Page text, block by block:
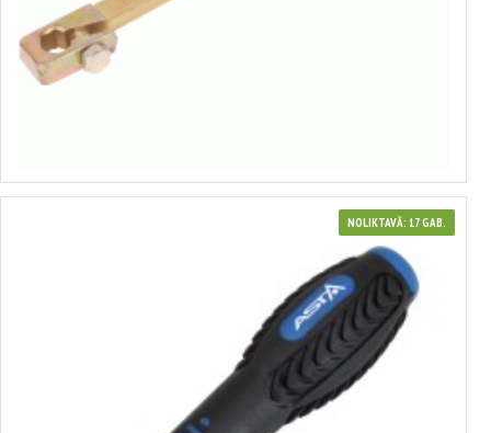
NOLIKTAVĀ: 17 GAB.